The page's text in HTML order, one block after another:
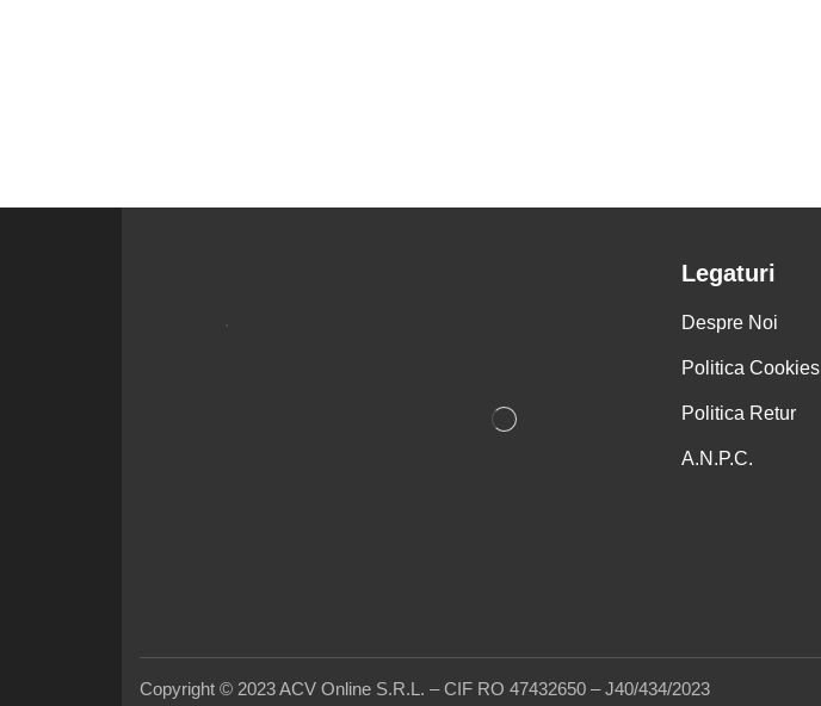
.
Legaturi
Despre Noi
Politica Cookies
Politica Retur
A.N.P.C.
Copyright © 2023 ACV Online S.R.L. – CIF RO 47432650 – J40/434/2023